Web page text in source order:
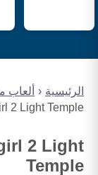
الرئيسية
ألعاب
2 Light Temple
2 Light
Temple